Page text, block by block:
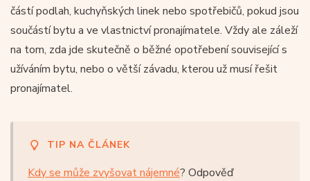
částí podlah, kuchyňských linek nebo spotřebičů, pokud jsou
součástí bytu a ve vlastnictví pronajímatele. Vždy ale záleží
na tom, zda jde skutečně o běžné opotřebení související s
užíváním bytu, nebo o větší závadu, kterou už musí řešit
pronajímatel.
TIP NA ČLÁNEK
Kdy se může zvyšovat nájemné? Odpověď